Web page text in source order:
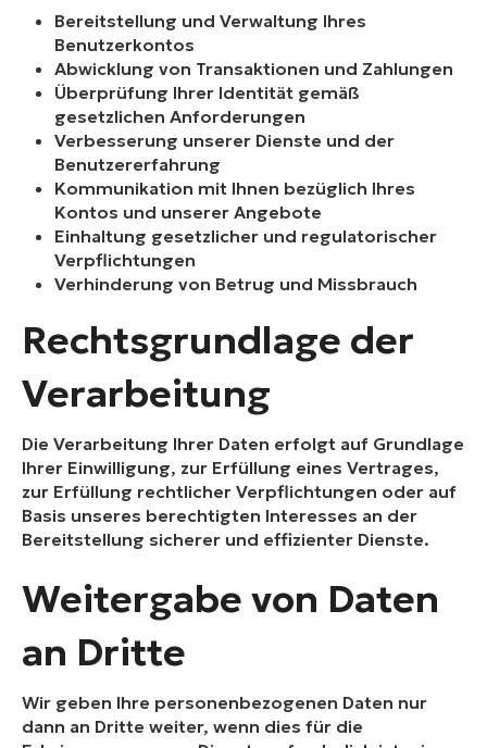
Bereitstellung und Verwaltung Ihres
Benutzerkontos
Abwicklung von Transaktionen und Zahlungen
Überprüfung Ihrer Identität gemäß
gesetzlichen Anforderungen
Verbesserung unserer Dienste und der
Benutzererfahrung
Kommunikation mit Ihnen bezüglich Ihres
Kontos und unserer Angebote
Einhaltung gesetzlicher und regulatorischer
Verpflichtungen
Verhinderung von Betrug und Missbrauch
Rechtsgrundlage der
Verarbeitung
Die Verarbeitung Ihrer Daten erfolgt auf Grundlage
Ihrer Einwilligung, zur Erfüllung eines Vertrages,
zur Erfüllung rechtlicher Verpflichtungen oder auf
Basis unseres berechtigten Interesses an der
Bereitstellung sicherer und effizienter Dienste.
Weitergabe von Daten
an Dritte
Wir geben Ihre personenbezogenen Daten nur
dann an Dritte weiter, wenn dies für die